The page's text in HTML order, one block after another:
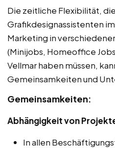
Die zeitliche Flexibilität, die
Grafikdesignassistenten
Marketing in
(Minijobs, Homeoffice
Vellmar haben müssen,
Gemeinsamkeiten und
Gemeinsamkeiten:
Abhängigkeit von
In allen